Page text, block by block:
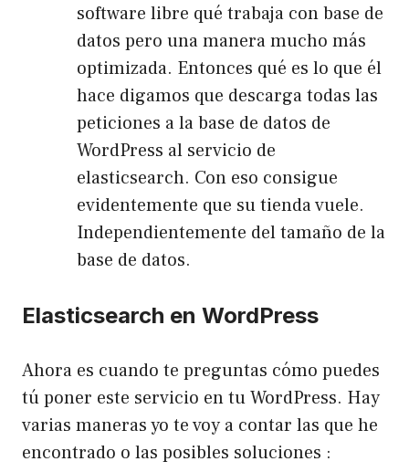
software libre qué trabaja con base de
datos pero una manera mucho más
optimizada. Entonces qué es lo que él
hace digamos que descarga todas las
peticiones a la base de datos de
WordPress al servicio de
elasticsearch. Con eso consigue
evidentemente que su tienda vuele.
Independientemente del tamaño de la
base de datos.
Elasticsearch en WordPress
Ahora es cuando te preguntas cómo puedes
tú poner este servicio en tu WordPress. Hay
varias maneras yo te voy a contar las que he
encontrado o las posibles soluciones :